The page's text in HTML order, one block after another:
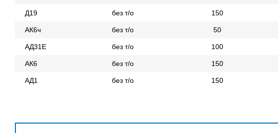
Д19 без т/о 150
АК6ч без т/о 50
АД31Е без т/о 100
АК6 без т/о 150
АД1 без т/о 150